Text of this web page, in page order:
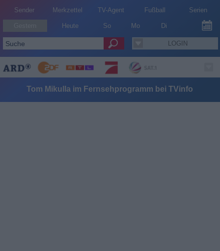
Sender
Merkzettel TV-Agent Fußball Serien
Heute So Mo Di
LOGIN
Tom Mikulla im Fernsehprogramm bei TVinfo